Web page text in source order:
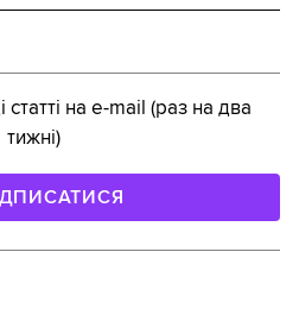
на e-mail (раз на два
тижні)